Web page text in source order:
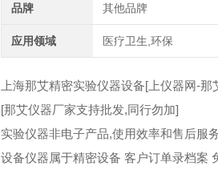
品牌 其他品牌
应用领域 医疗卫生,环保
上海那艾精密实验仪器设备[上仪器网-那
[那艾仪器厂家支持批发,同行勿加]
实验仪器非电子产品,使用效率和售后服
设备仪器属于精密设备 客户订单录档案